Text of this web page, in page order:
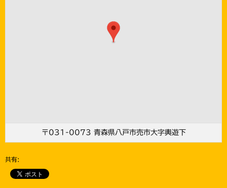
〒031-0073 青森県八戸市売市大字輿遊下
共有: